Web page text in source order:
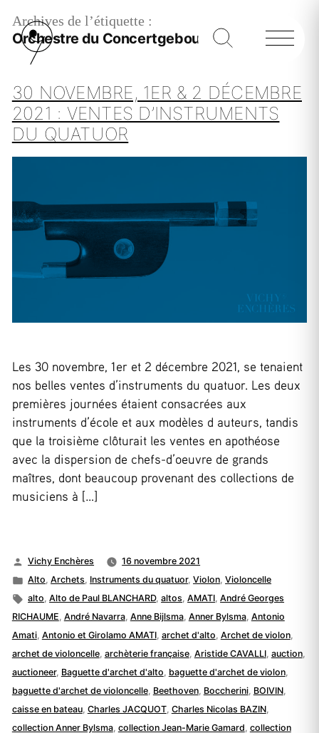
Archives de l’étiquette :
Orchestre du Concertgebouw
30 NOVEMBRE, 1ER & 2 DÉCEMBRE
2021 : VENTES D’INSTRUMENTS
DU QUATUOR
Les 30 novembre, 1er et 2 décembre 2021, se tenaient
nos belles ventes d’instruments du quatuor. Les deux
premières journées étaient consacrées aux
instruments d’école et aux modèles d auteurs, tandis
que la troisième clôturait les ventes en apothéose
avec la dispersion de chefs-d’oeuvre de grands
maîtres, dont beaucoup provenant des collections de
musiciens à […]
Publié
par
Vichy Enchères
16 novembre 2021
Publié
dans
Alto,Archets, Instruments du quatuor,Violon,Violoncelle
Étiquettes :
alto,Alto de Paul BLANCHARD,altos,AMATI,André Georges
RICHAUME, André Navarra, Anne Bijlsma, Anner Bylsma, Antonio
Amati, Antonio et Girolamo AMATI, archet d'alto, Archet de violon,
archet de violoncelle, archèterie française, Aristide CAVALLI, auction,
auctioneer, Baguette d'archet d'alto, baguette d'archet de violon,
baguette d'archet de violoncelle, Beethoven, Boccherini, BOIVIN,
caisse en bateau, Charles JACQUOT, Charles Nicolas BAZIN,
collection Anner Bylsma, collection Jean-Marie Gamard, collection